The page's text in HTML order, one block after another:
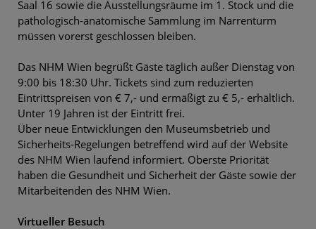
Saal 16 sowie die Ausstellungsräume im 1. Stock und die
pathologisch-anatomische Sammlung im Narrenturm
müssen vorerst geschlossen bleiben.
Das NHM Wien begrüßt Gäste täglich außer Dienstag von
9:00 bis 18:30 Uhr. Tickets sind zum reduzierten
Eintrittspreisen von € 7,- und ermäßigt zu € 5,- erhältlich.
Unter 19 Jahren ist der Eintritt frei.
Über neue Entwicklungen den Museumsbetrieb und
Sicherheits-Regelungen betreffend wird auf der Website
des NHM Wien laufend informiert. Oberste Priorität
haben die Gesundheit und Sicherheit der Gäste sowie der
Mitarbeitenden des NHM Wien.
Virtueller Besuch